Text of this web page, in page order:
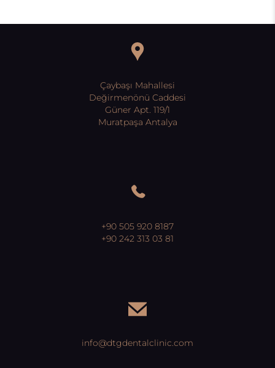
Çaybaşı Mahallesi
Değirmenönü Caddesi
Güner Apt. 119/1
Muratpaşa Antalya
+90 505 920 8187
+90 242 313 03 81
info@dtgdentalclinic.com